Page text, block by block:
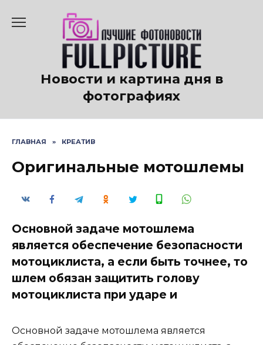
содержанию
Новости и картина дня в
фотографиях
ГЛАВНАЯ » КРЕАТИВ
Оригинальные мотошлемы
Основной задаче мотошлема
является обеспечение безопасности
мотоциклиста, а если быть точнее, то
шлем обязан защитить голову
мотоциклиста при ударе и
Основной задаче мотошлема является